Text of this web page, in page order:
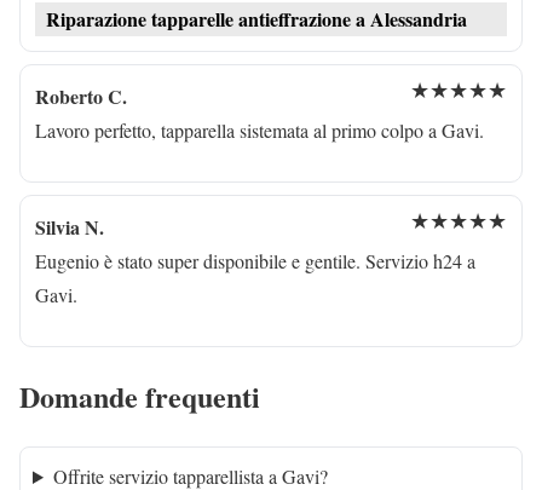
Riparazione tapparelle antieffrazione a Alessandria
Roberto C. ★★★★★
Lavoro perfetto, tapparella sistemata al primo colpo a Gavi.
Silvia N. ★★★★★
Eugenio è stato super disponibile e gentile. Servizio h24 a
Gavi.
Domande frequenti
Offrite servizio tapparellista a Gavi?